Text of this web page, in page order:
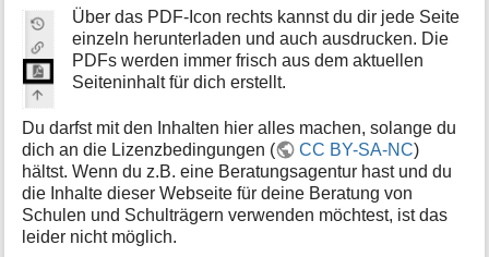
Über das PDF-Icon rechts kannst du dir jede Seite
einzeln herunterladen und auch ausdrucken. Die
PDFs werden immer frisch aus dem aktuellen
Seiteninhalt für dich erstellt.
Du darfst mit den Inhalten hier alles machen, solange du
dich an die Lizenzbedingungen (
CC BY-SA-NC)
hältst. Wenn du z.B. eine Beratungsagentur hast und du
die Inhalte dieser Webseite für deine Beratung von
Schulen und Schulträgern verwenden möchtest, ist das
leider nicht möglich.